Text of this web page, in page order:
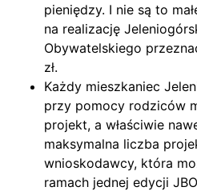
pieniędzy. I nie są to
na realizację
Obywatelskiego
zł.
Każdy mieszkaniec
przy pomocy rodziców
projekt, a właściwie
maksymalna liczba
wnioskodawcy, która
ramach jednej edycji